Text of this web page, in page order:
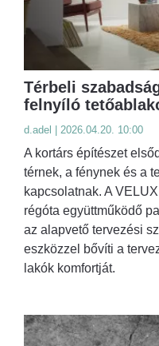
Térbeli
felnyíló
d.adel | 2026.04.20. 10:00
A kortárs építészet
térnek, a fénynek és a
kapcsolatnak. A
régóta együttműködő
az alapvető tervezési
eszközzel bővíti a
lakók komfortját.